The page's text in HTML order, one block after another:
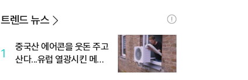
트렌드 뉴스
1
중국산 에어콘을 웃돈 주고
산다...유럽 열광시킨 메이